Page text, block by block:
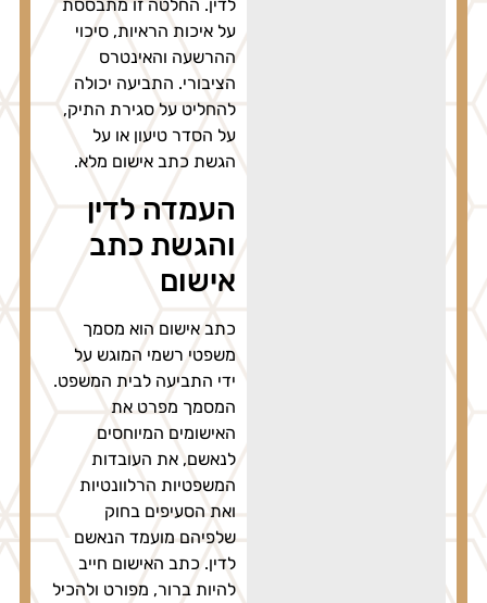
לדין. החלטה זו מתבססת
על איכות הראיות, סיכוי
ההרשעה והאינטרס
הציבורי. התביעה יכולה
להחליט על סגירת התיק,
על הסדר טיעון או על
הגשת כתב אישום מלא.
העמדה לדין
והגשת כתב
אישום
כתב אישום הוא מסמך
משפטי רשמי המוגש על
ידי התביעה לבית המשפט.
המסמך מפרט את
האישומים המיוחסים
לנאשם, את העובדות
המשפטיות הרלוונטיות
ואת הסעיפים בחוק
שלפיהם מועמד הנאשם
לדין. כתב האישום חייב
להיות ברור, מפורט ולהכיל